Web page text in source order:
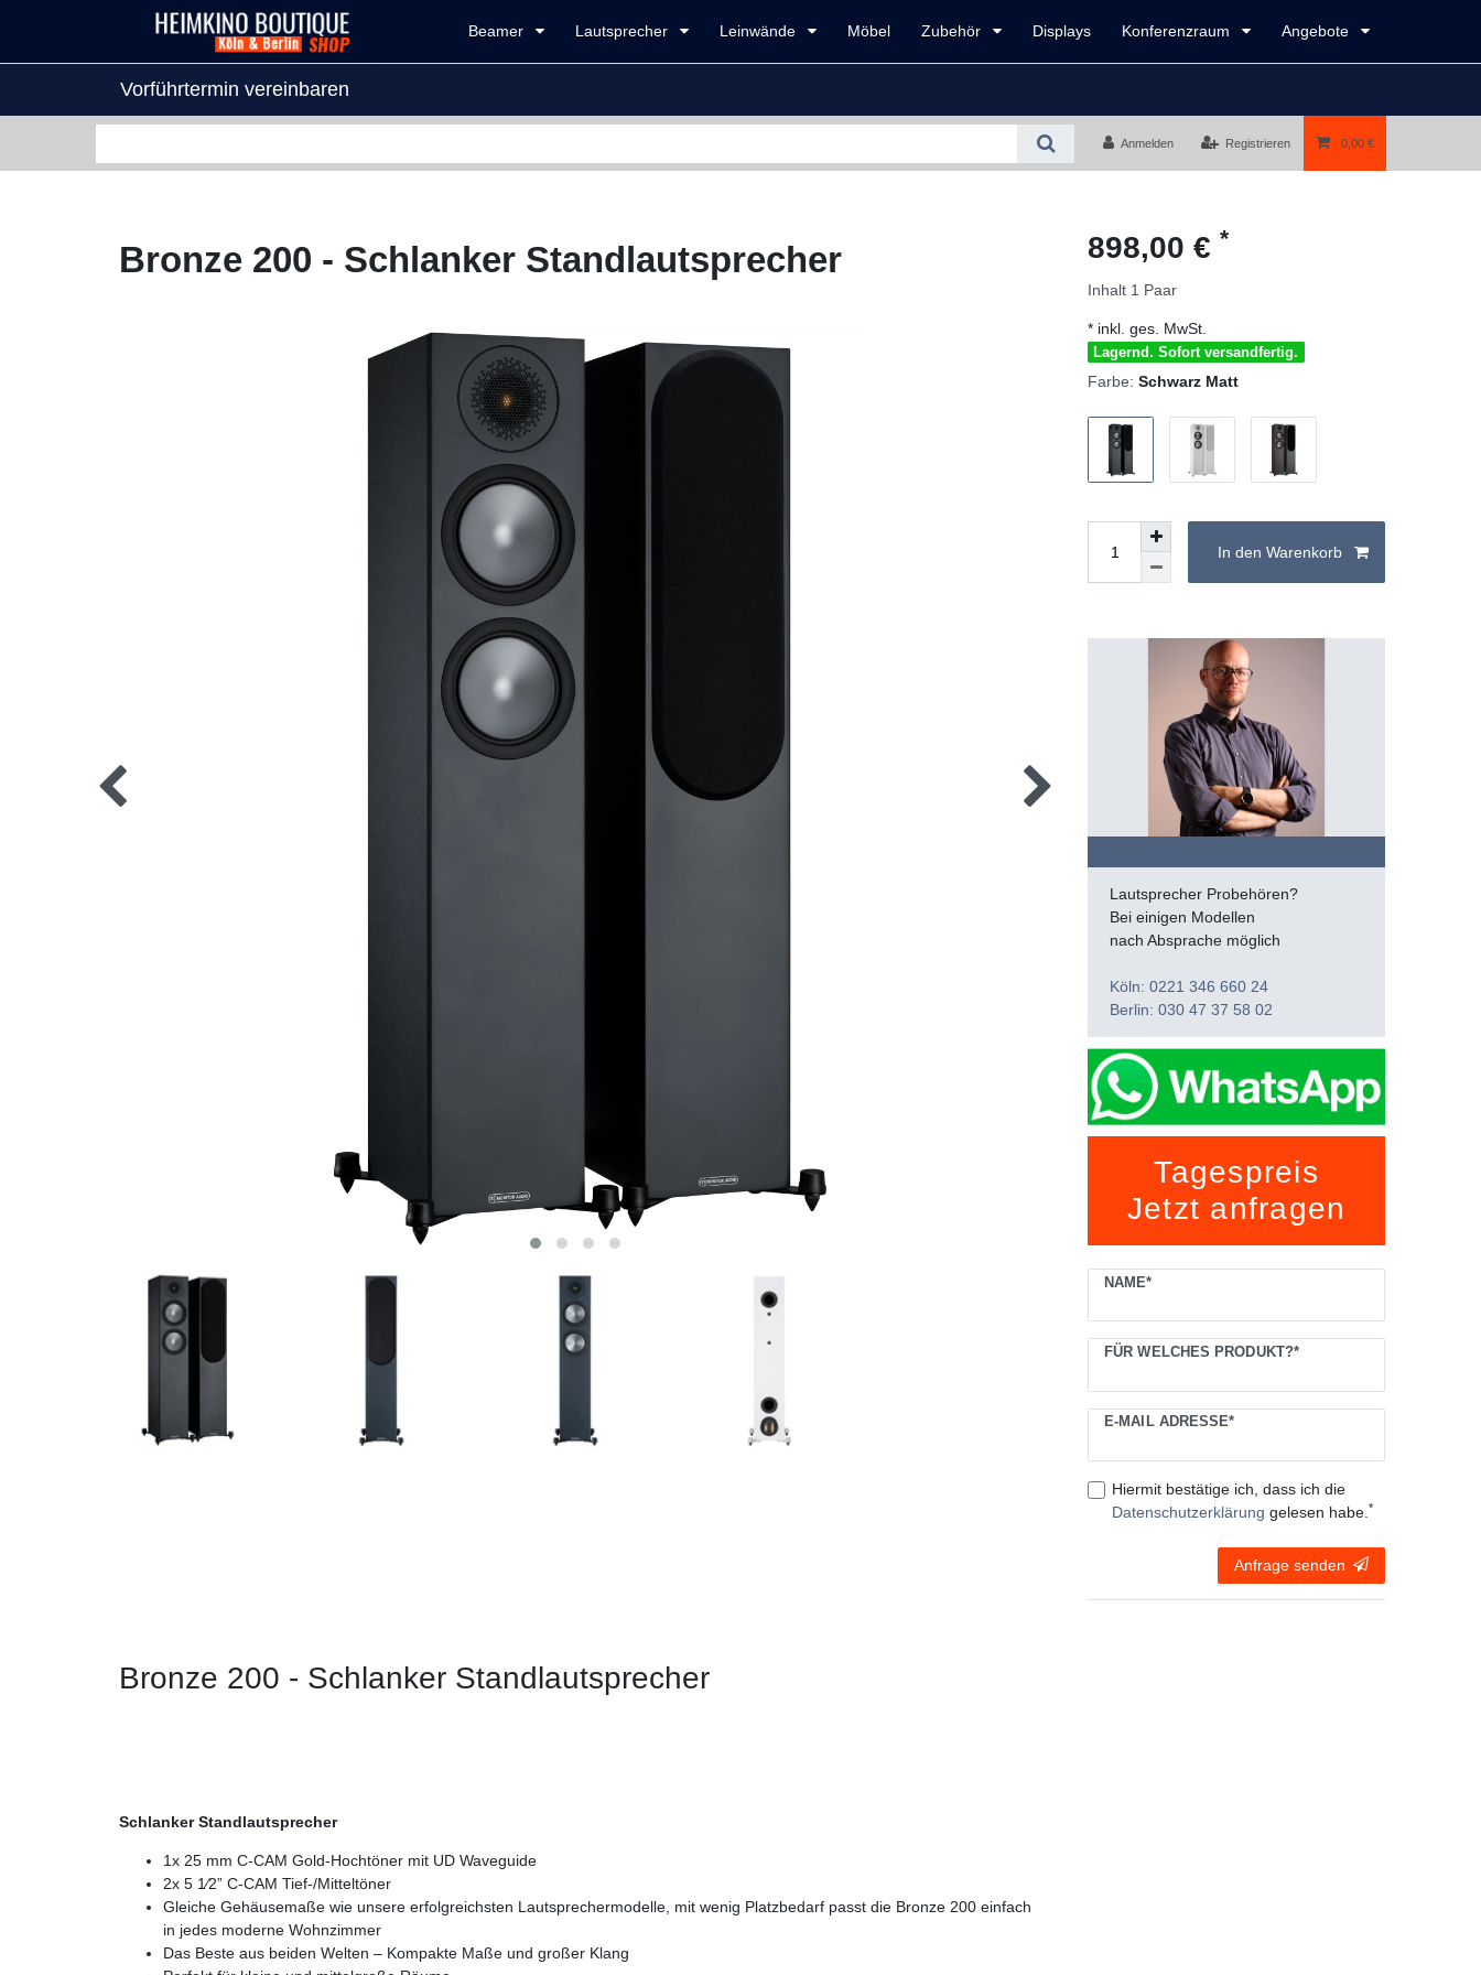
Beamer Lautsprecher Leinwände Möbel Zubehör Displays Konferenzraum Angebote
Vorführtermin vereinbaren
Anmelden Registrieren 0,00 €
Bronze 200 - Schlanker Standlautsprecher 898,00 € *
Inhalt 1 Paar
* inkl. ges. MwSt.
Lagernd. Sofort versandfertig.
Farbe: Schwarz Matt
In den Warenkorb
Lautsprecher Probehören?
Bei einigen Modellen
nach Absprache möglich
Köln: 0221 346 660 24
Berlin: 030 47 37 58 02
Tagespreis
Jetzt anfragen
NAME*
FÜR WELCHES PRODUKT?*
E-MAIL ADRESSE*
Hiermit bestätige ich, dass ich die
Daten­schutz­erklärung gelesen habe. *
Anfrage senden
Bronze 200 - Schlanker Standlautsprecher
Schlanker Standlautsprecher
1x 25 mm C-CAM Gold-Hochtöner mit UD Waveguide
2x 5 1⁄2” C-CAM Tief-/Mitteltöner
Gleiche Gehäusemaße wie unsere erfolgreichsten Lautsprechermodelle, mit wenig Platzbedarf passt die Bronze 200 einfach
in jedes moderne Wohnzimmer
Das Beste aus beiden Welten – Kompakte Maße und großer Klang